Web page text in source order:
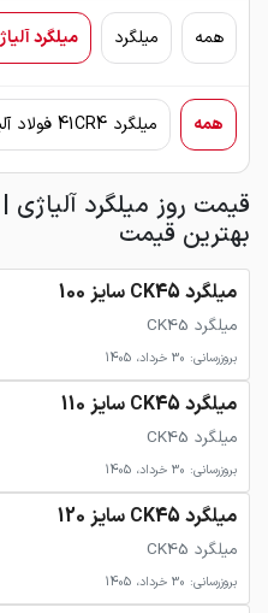
همه میلگرد میلگرد
همه میلگرد 41CR4 فولاد آلیاژی ایران
قیمت روز میلگرد آلیاژی
بهترین قیمت
میلگرد CK45 سایز 100
میلگرد CK45
بروزرسانی: 30 خرداد، 1405
میلگرد CK45 سایز 110
میلگرد CK45
بروزرسانی: 30 خرداد، 1405
میلگرد CK45 سایز 120
میلگرد CK45
بروزرسانی: 30 خرداد، 1405